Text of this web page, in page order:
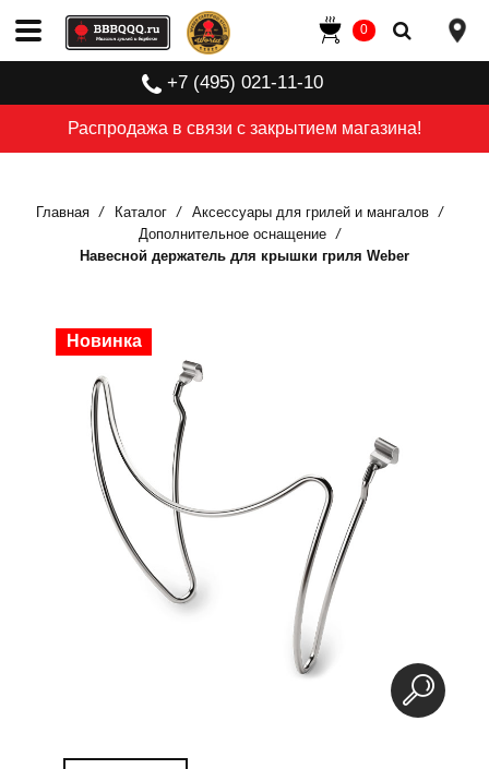
Распродажа в связи с закрытием магазина!
+7 (495) 021-11-10
0
Главная Каталог
Аксессуары для грилей и мангалов
Дополнительное оснащение
Навесной держатель для крышки гриля Weber
Новинка
Новинка